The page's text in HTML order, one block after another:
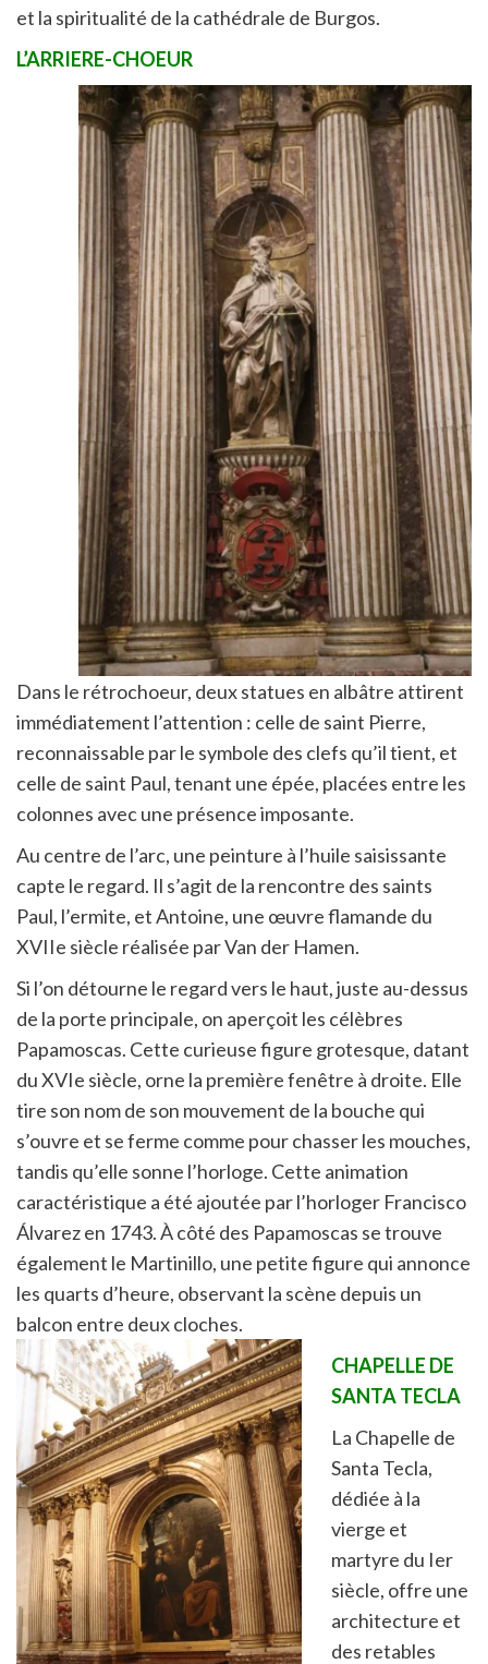
et la spiritualité de la cathédrale de Burgos.
L’ARRIERE-CHOEUR
Dans le rétrochoeur, deux statues en albâtre attirent
immédiatement l’attention : celle de saint Pierre,
reconnaissable par le symbole des clefs qu’il tient, et
celle de saint Paul, tenant une épée, placées entre les
colonnes avec une présence imposante.
Au centre de l’arc, une peinture à l’huile saisissante
capte le regard. Il s’agit de la rencontre des saints
Paul, l’ermite, et Antoine, une œuvre flamande du
XVIIe siècle réalisée par Van der Hamen.
Si l’on détourne le regard vers le haut, juste au-dessus
de la porte principale, on aperçoit les célèbres
Papamoscas. Cette curieuse figure grotesque, datant
du XVIe siècle, orne la première fenêtre à droite. Elle
tire son nom de son mouvement de la bouche qui
s’ouvre et se ferme comme pour chasser les mouches,
tandis qu’elle sonne l’horloge. Cette animation
caractéristique a été ajoutée par l’horloger Francisco
Álvarez en 1743. À côté des Papamoscas se trouve
également le Martinillo, une petite figure qui annonce
les quarts d’heure, observant la scène depuis un
balcon entre deux cloches.
CHAPELLE DE
SANTA TECLA
La Chapelle de
Santa Tecla,
dédiée à la
vierge et
martyre du Ier
siècle, offre une
architecture et
des retables